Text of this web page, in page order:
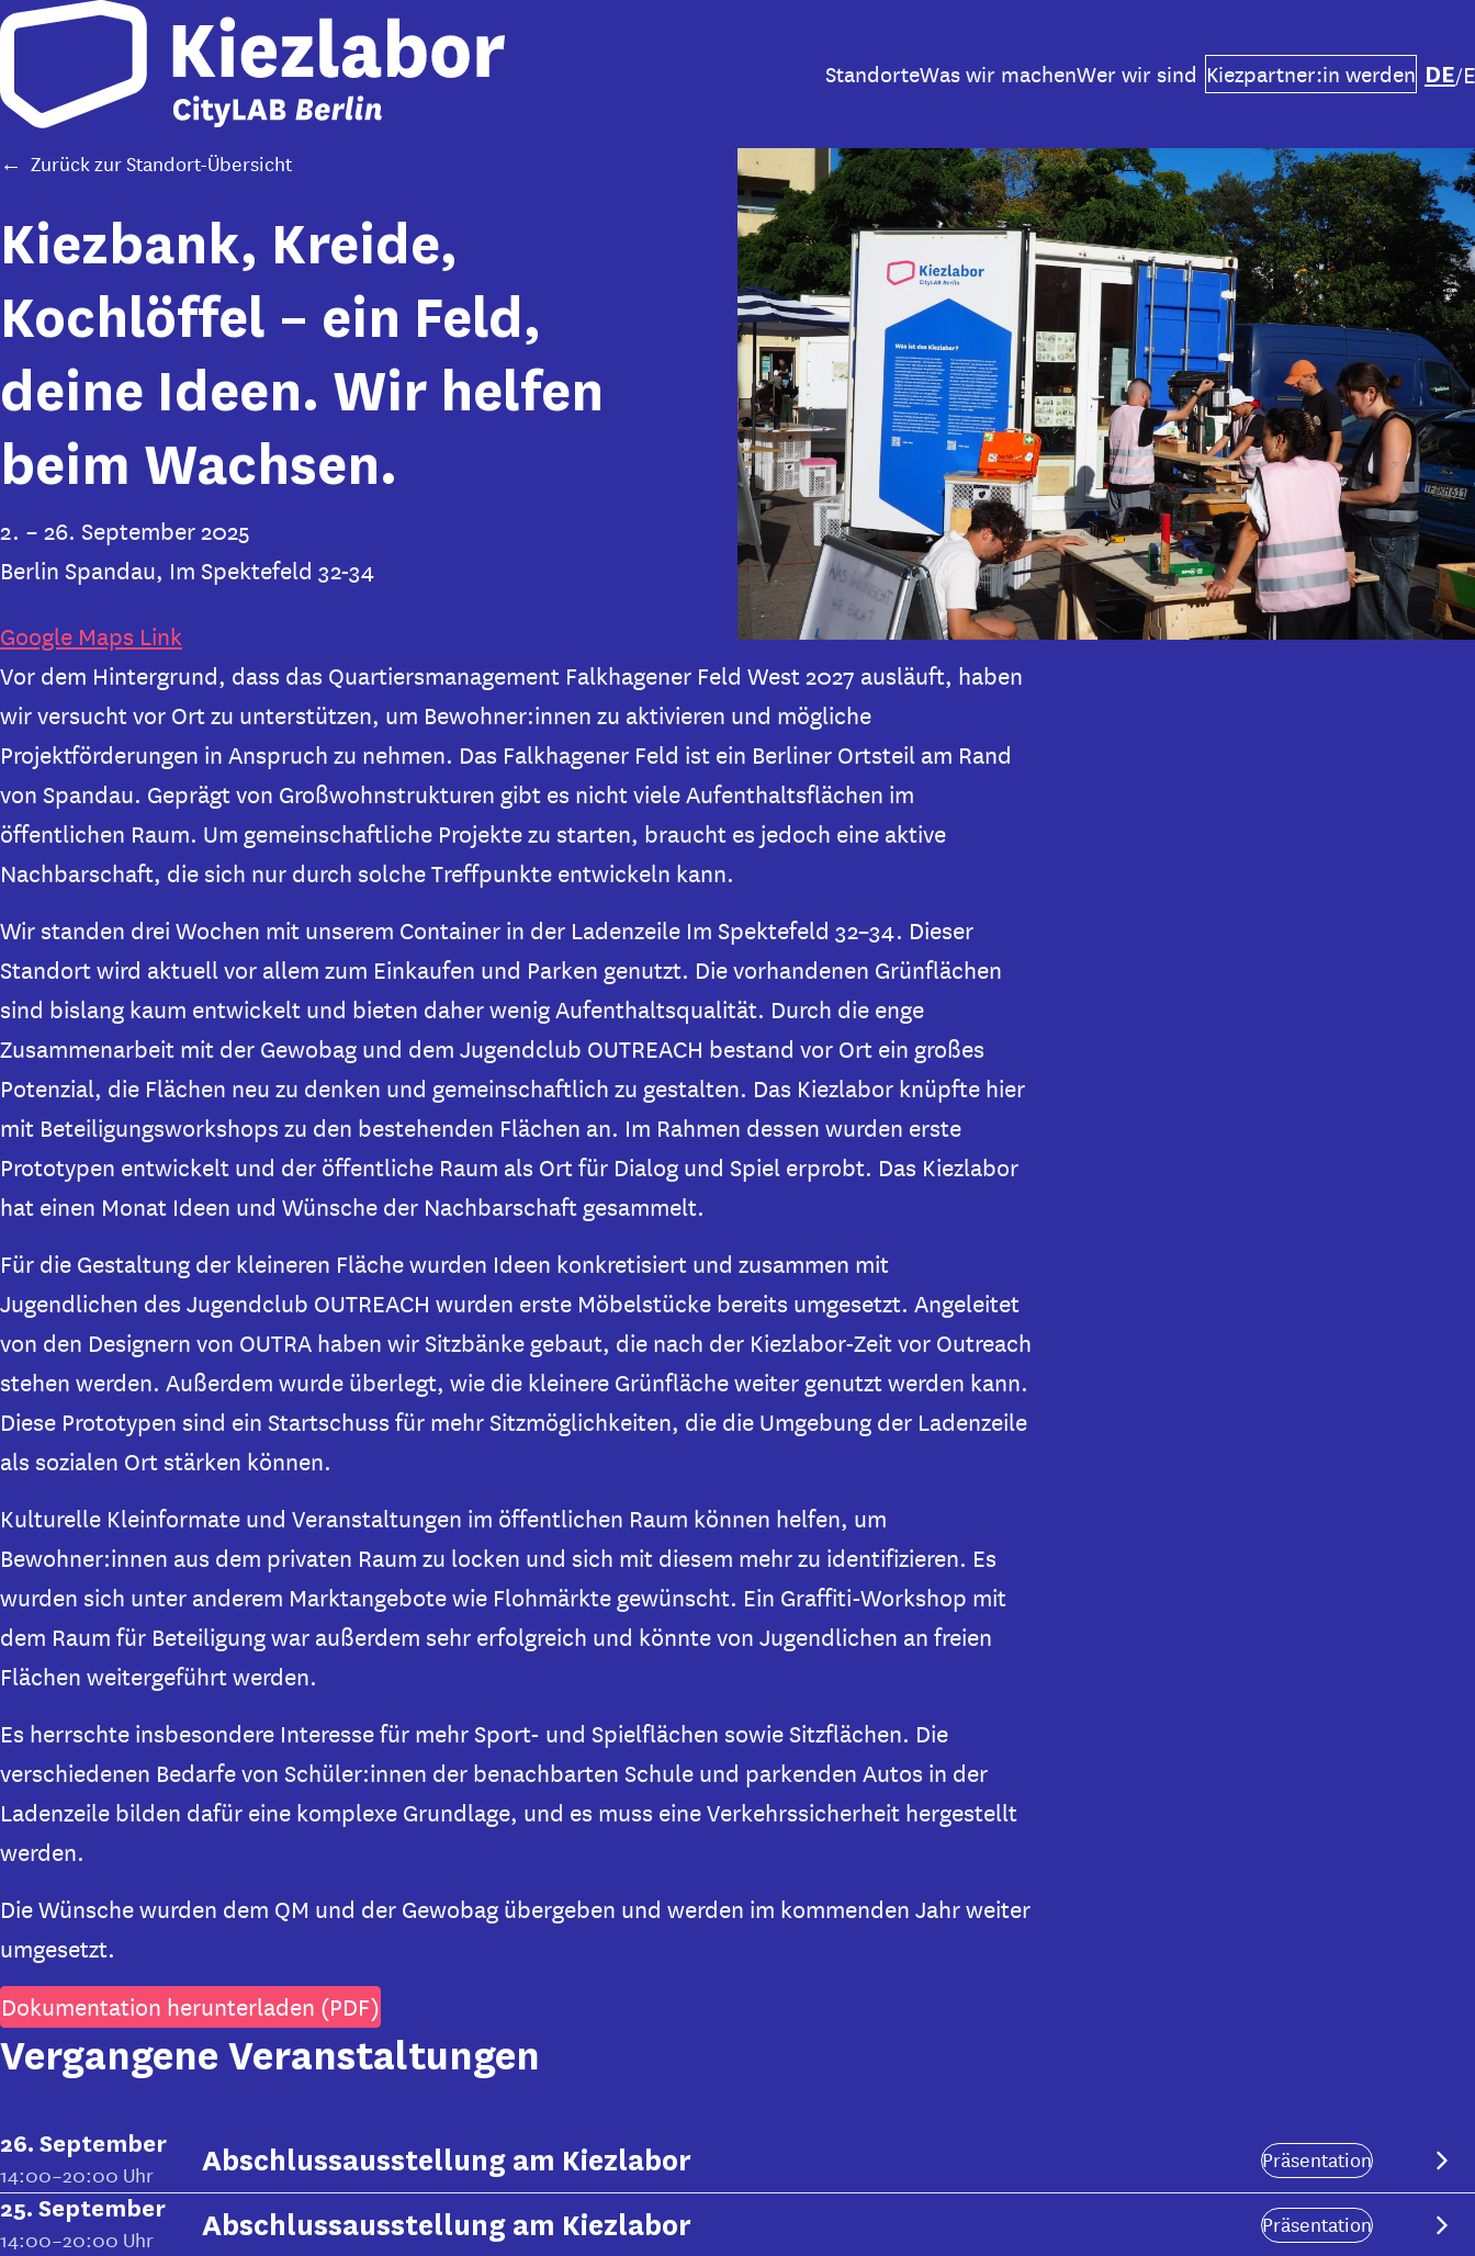
Skip to main content
StandorteWas wir machenWer wir sind Kiezpartner:in werden DE/
Zurück zur Standort-Übersicht
Kiezbank, Kreide,
Kochlöffel – ein Feld,
deine Ideen. Wir helfen
beim Wachsen.
2. – 26. September 2025
Berlin Spandau, Im Spektefeld 32-34
Google Maps Link
Vor dem Hintergrund, dass das Quartiersmanagement Falkhagener Feld West 2027 ausläuft, haben
wir versucht vor Ort zu unterstützen, um Bewohner:innen zu aktivieren und mögliche
Projektförderungen in Anspruch zu nehmen. Das Falkhagener Feld ist ein Berliner Ortsteil am Rand
von Spandau. Geprägt von Großwohnstrukturen gibt es nicht viele Aufenthaltsflächen im
öffentlichen Raum. Um gemeinschaftliche Projekte zu starten, braucht es jedoch eine aktive
Nachbarschaft, die sich nur durch solche Treffpunkte entwickeln kann.
Wir standen drei Wochen mit unserem Container in der Ladenzeile Im Spektefeld 32–34. Dieser
Standort wird aktuell vor allem zum Einkaufen und Parken genutzt. Die vorhandenen Grünflächen
sind bislang kaum entwickelt und bieten daher wenig Aufenthaltsqualität. Durch die enge
Zusammenarbeit mit der Gewobag und dem Jugendclub OUTREACH bestand vor Ort ein großes
Potenzial, die Flächen neu zu denken und gemeinschaftlich zu gestalten. Das Kiezlabor knüpfte hier
mit Beteiligungsworkshops zu den bestehenden Flächen an. Im Rahmen dessen wurden erste
Prototypen entwickelt und der öffentliche Raum als Ort für Dialog und Spiel erprobt. Das Kiezlabor
hat einen Monat Ideen und Wünsche der Nachbarschaft gesammelt.
Für die Gestaltung der kleineren Fläche wurden Ideen konkretisiert und zusammen mit
Jugendlichen des Jugendclub OUTREACH wurden erste Möbelstücke bereits umgesetzt. Angeleitet
von den Designern von OUTRA haben wir Sitzbänke gebaut, die nach der Kiezlabor-Zeit vor Outreach
stehen werden. Außerdem wurde überlegt, wie die kleinere Grünfläche weiter genutzt werden kann.
Diese Prototypen sind ein Startschuss für mehr Sitzmöglichkeiten, die die Umgebung der Ladenzeile
als sozialen Ort stärken können.
Kulturelle Kleinformate und Veranstaltungen im öffentlichen Raum können helfen, um
Bewohner:innen aus dem privaten Raum zu locken und sich mit diesem mehr zu identifizieren. Es
wurden sich unter anderem Marktangebote wie Flohmärkte gewünscht. Ein Graffiti-Workshop mit
dem Raum für Beteiligung war außerdem sehr erfolgreich und könnte von Jugendlichen an freien
Flächen weitergeführt werden.
Es herrschte insbesondere Interesse für mehr Sport- und Spielflächen sowie Sitzflächen. Die
verschiedenen Bedarfe von Schüler:innen der benachbarten Schule und parkenden Autos in der
Ladenzeile bilden dafür eine komplexe Grundlage, und es muss eine Verkehrssicherheit hergestellt
werden.
Die Wünsche wurden dem QM und der Gewobag übergeben und werden im kommenden Jahr weiter
umgesetzt.
Dokumentation herunterladen (PDF)
Vergangene Veranstaltungen
26. September
14:00–20:00 Uhr Abschlussausstellung am Kiezlabor Präsentation
25. September
14:00–20:00 Uhr Abschlussausstellung am Kiezlabor Präsentation